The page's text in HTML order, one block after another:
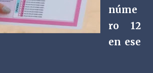
núme
ro 12
en ese